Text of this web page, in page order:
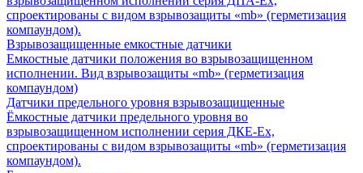
спроектированы с видом взрывозащиты «mb» (герметизация
компаундом).
Взрывозащищенные емкостные датчики
Емкостные датчики положения во взрывозащищенном
исполнении. Вид взрывозащиты «mb» (герметизация
компаундом)
Датчики предельного уровня взрывозащищенные
Ёмкостные датчики предельного уровня во
взрывозащищенном исполнении серия ДКЕ-Ех,
спроектированы с видом взрывозащиты «mb» (герметизация
компаундом).